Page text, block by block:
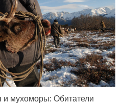
и мухоморы: Обитатели